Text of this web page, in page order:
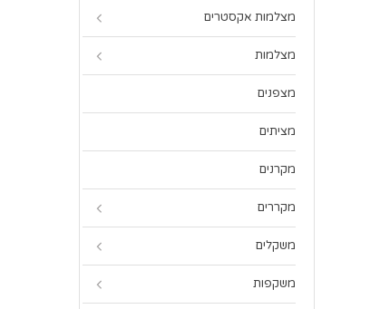
מצלמות אקסטרים
מצלמות
מצפנים
מציתים
מקרנים
מקררים
משקלים
משקפות